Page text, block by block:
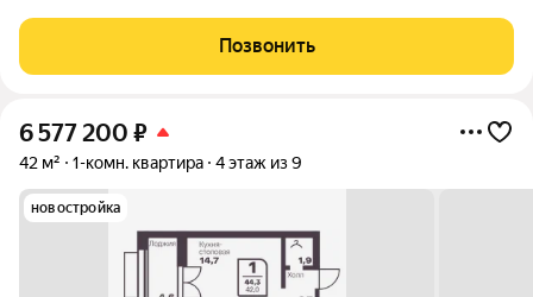
Развитая инфраструктура. Рядом все необходимое для
комфортной жизни. Красивый
Позвонить
6 577 200 ₽
42 м² 1-комн. квартира 4 этаж из 9
новостройка